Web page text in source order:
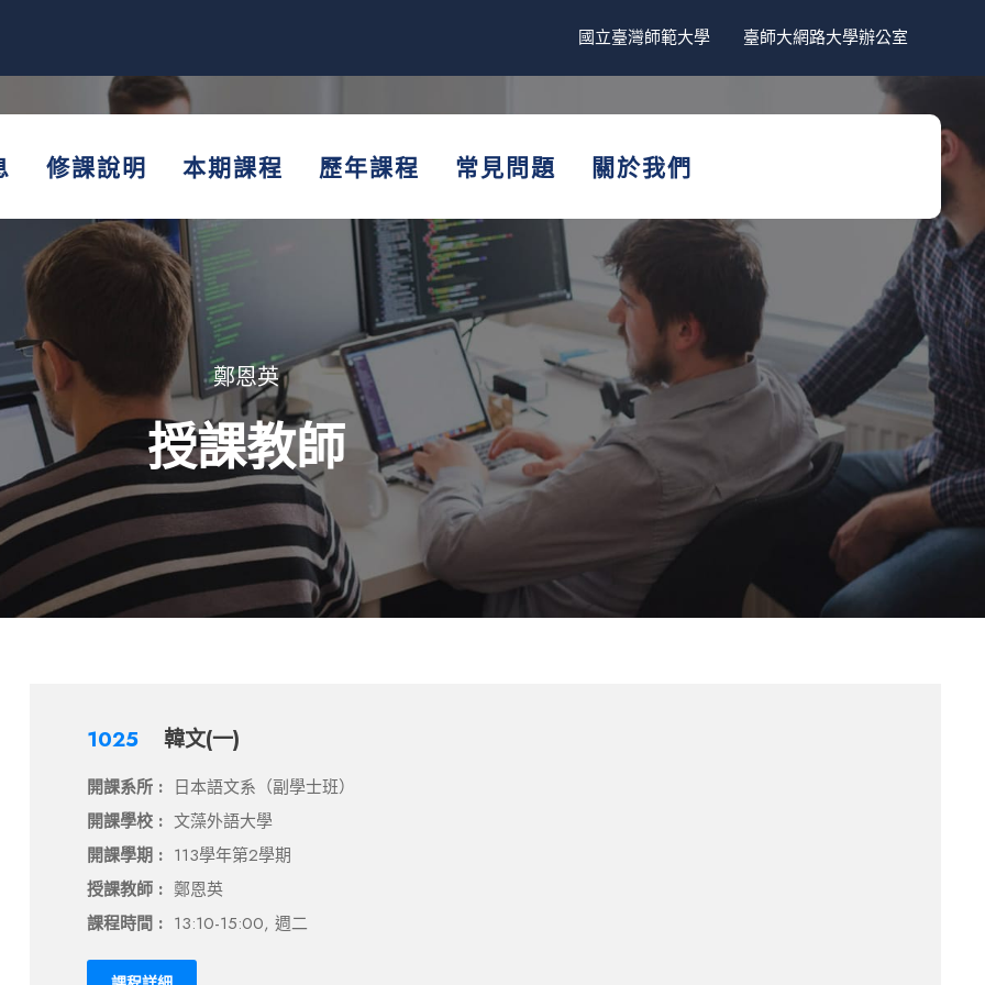
國立臺灣師範大學 臺師大網路大學辦公室
修課說明 本期課程 歷年課程 常見問題 關於我們
鄭恩英
授課教師
1025 韓文(一)
開課系所 : 日本語文系（副學士班）
開課學校 : 文藻外語大學
開課學期 : 113學年第2學期
授課教師 : 鄭恩英
課程時間 : 13:10-15:00, 週二